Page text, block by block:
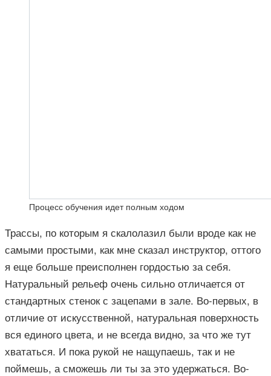
Процесс обучения идет полным ходом
Трассы, по которым я скалолазил были вроде как не
самыми простыми, как мне сказал инструктор, оттого
я еще больше преисполнен гордостью за себя.
Натуральный рельеф очень сильно отличается от
стандартных стенок с зацепами в зале. Во-первых, в
отличие от искусственной, натуральная поверхность
вся единого цвета, и не всегда видно, за что же тут
хвататься. И пока рукой не нащупаешь, так и не
поймешь, а сможешь ли ты за это удержаться. Во-